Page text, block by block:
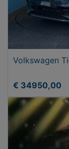
Volkswagen
€ 34950,00